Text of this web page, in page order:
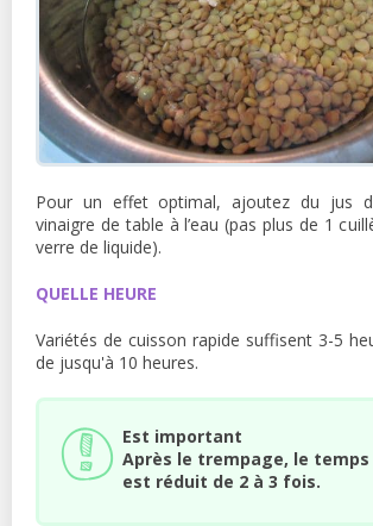
Pour un effet optimal, ajoutez du jus
vinaigre de table à l’eau (pas plus de 1
verre de liquide).
QUELLE HEURE
Variétés de cuisson rapide suffisent 3-5
de jusqu'à 10 heures.
Est important
Après le trempage, le temps
est réduit de 2 à 3 fois.